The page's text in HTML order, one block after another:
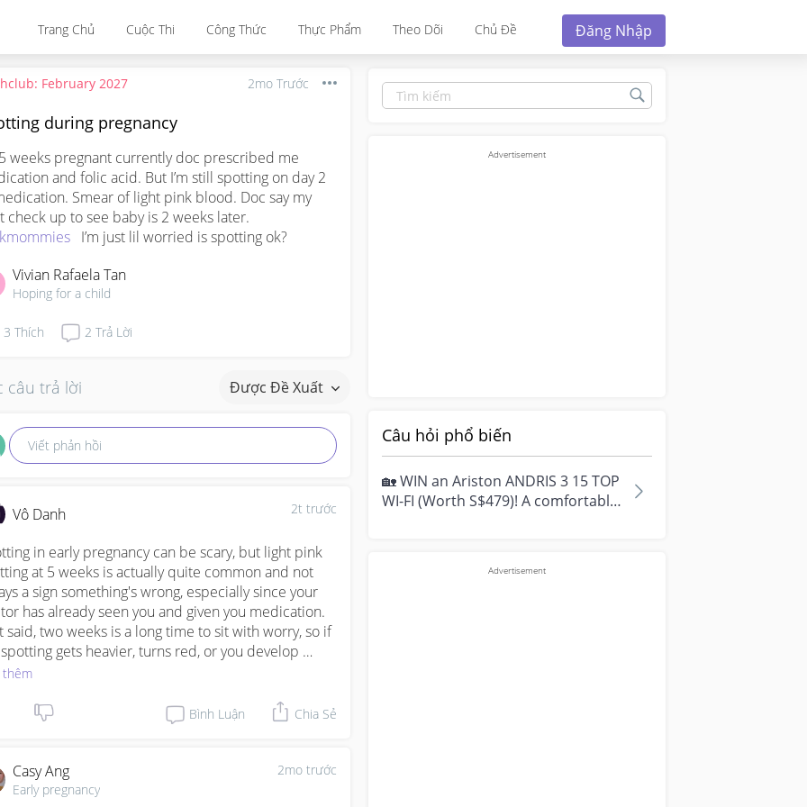
Trang Chủ Cuộc Thi Công Thức Thực Phẩm Theo Dõi Chủ Đề Đăng Nhập
February 2027 2mo Trước
during pregnancy
5 weeks pregnant currently doc prescribed me
and folic acid. But I’m still spotting on day 2
Smear of light pink blood. Doc say my
   I’m just lil worried is spotting ok?
Vivian Rafaela Tan
Hoping for a child
3 Thích 2 Trả Lời
câu trả lời Được Đề Xuất
Viết phản hồi
2t trước
Vô Danh
in early pregnancy can be scary, but light pink
at 5 weeks is actually quite common and not
a sign something's wrong, especially since your
has already seen you and given you medication.
said, two weeks is a long time to sit with worry, so if
gets heavier, turns red, or you develop
it's worth calling your PD or the clinic
In the meantime, try to rest when you can and avoid
lifting. Hang in there, most spotting cases turn out
Bình Luận Chia Sẻ
2mo trước
Casy Ang
Early pregnancy
Câu hỏi phổ biến
🏡 WIN an Ariston ANDRIS 3 15 TOP
WI-FI (Worth S$479)! A comfortable